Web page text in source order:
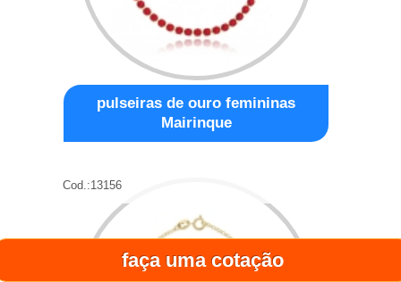
faça uma cotação
pulseiras de ouro femininas
Mairinque
Cod.:13156